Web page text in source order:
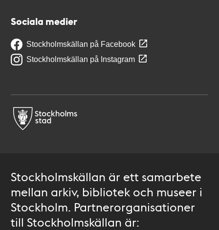
Sociala medier
Stockholmskällan på Facebook
Stockholmskällan på Instagram
Stockholmskällan är ett samarbete
mellan arkiv, bibliotek och museer i
Stockholm. Partnerorganisationer
till Stockholmskällan är: